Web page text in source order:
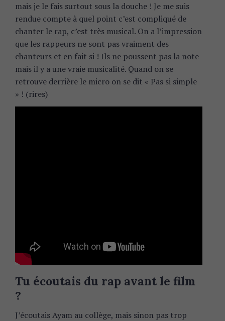
mais je le fais surtout sous la douche ! Je me suis
rendue compte à quel point c’est compliqué de
chanter le rap, c’est très musical. On a l’impression
que les rappeurs ne sont pas vraiment des
chanteurs et en fait si ! Ils ne poussent pas la note
mais il y a une vraie musicalité. Quand on se
retrouve derrière le micro on se dit « Pas si simple
» ! (rires)
Tu écoutais du rap avant le film
?
J’écoutais Ayam au collège, mais sinon pas trop